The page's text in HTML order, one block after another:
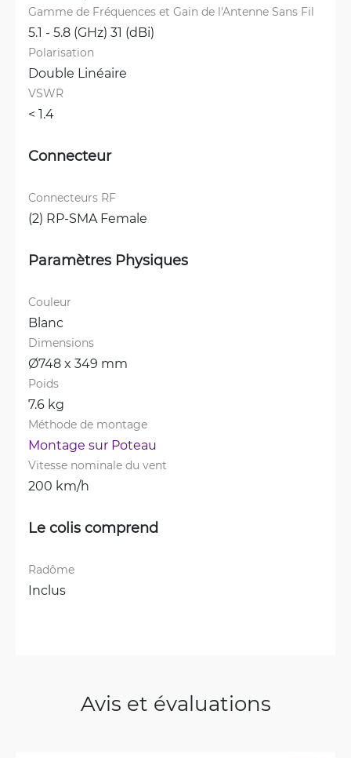
Gamme de Fréquences et Gain de l'Antenne Sans Fil
5.1 - 5.8 (GHz) 31 (dBi)
Polarisation
Double Linéaire
VSWR
< 1.4
Connecteur
Connecteurs RF
(2) RP-SMA Female
Paramètres Physiques
Couleur
Blanc
Dimensions
Ø748 x 349 mm
Poids
7.6 kg
Méthode de montage
Montage sur Poteau
Vitesse nominale du vent
200 km/h
Le colis comprend
Radôme
Inclus
Avis et évaluations